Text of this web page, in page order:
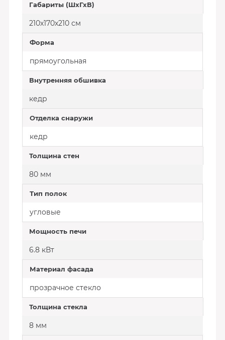
Габариты (ШхГхВ)
210х170х210 см
Форма
прямоугольная
Внутренняя обшивка
кедр
Отделка снаружи
кедр
Толщина стен
80 мм
Тип полок
угловые
Мощность печи
6.8 кВт
Материал фасада
прозрачное стекло
Толщина стекла
8 мм